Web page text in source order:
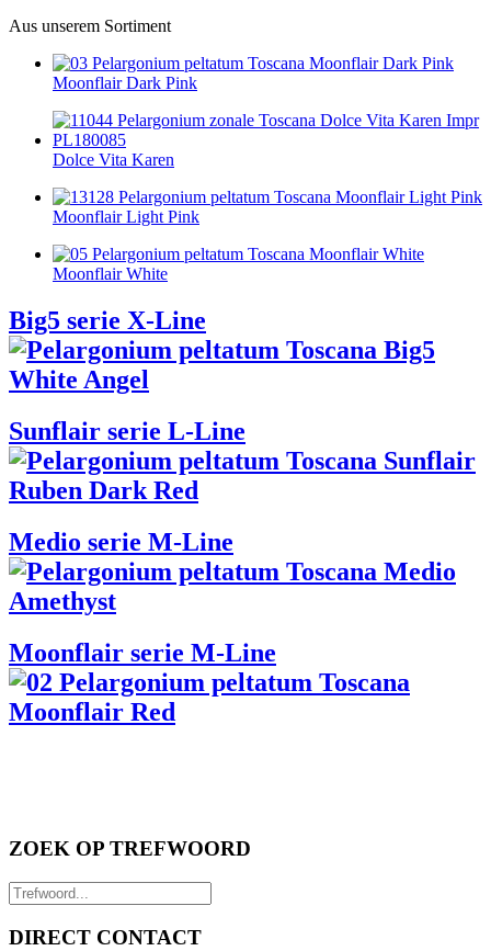
Aus unserem Sortiment
Moonflair Dark Pink
Dolce Vita Karen
Moonflair Light Pink
Moonflair White
Big5 serie X-Line
Sunflair serie L-Line
Medio serie M-Line
Moonflair serie M-Line
ZOEK OP TREFWOORD
DIRECT CONTACT